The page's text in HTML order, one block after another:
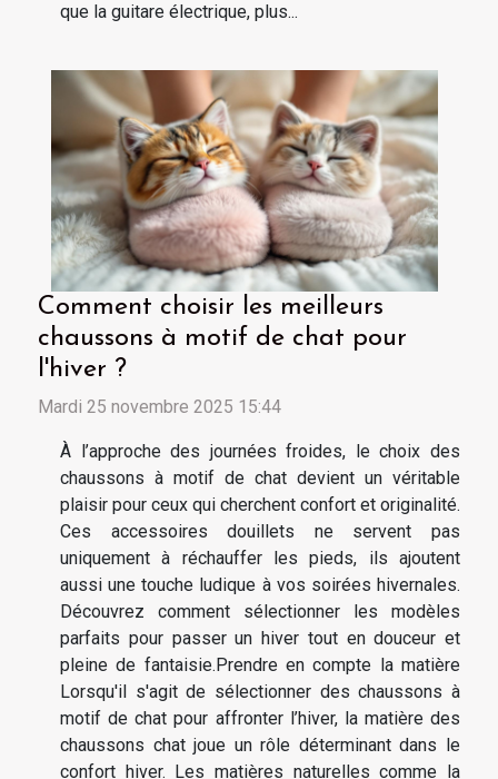
que la guitare électrique, plus...
Comment choisir les meilleurs
chaussons à motif de chat pour
l'hiver ?
Mardi 25 novembre 2025 15:44
À l’approche des journées froides, le choix des
chaussons à motif de chat devient un véritable
plaisir pour ceux qui cherchent confort et originalité.
Ces accessoires douillets ne servent pas
uniquement à réchauffer les pieds, ils ajoutent
aussi une touche ludique à vos soirées hivernales.
Découvrez comment sélectionner les modèles
parfaits pour passer un hiver tout en douceur et
pleine de fantaisie.Prendre en compte la matière
Lorsqu'il s'agit de sélectionner des chaussons à
motif de chat pour affronter l’hiver, la matière des
chaussons chat joue un rôle déterminant dans le
confort hiver. Les matières naturelles comme la